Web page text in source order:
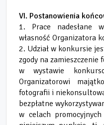
VI. Postanowienia
1. Prace nadesłane
własność Organizatora
2. Udział w konkursie
zgody na zamieszczenie
w wystawie
Organizatorowi
fotografii i
bezpłatne
w celach